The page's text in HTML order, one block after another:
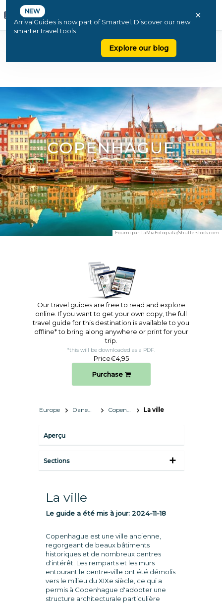
NEW
ArrivalGuides is now part of Smartvel. Discover our new
smarter travel tools
Explore our blog
×
COPENHAGUE
Fourni par: LaMiaFotografia/Shutterstock.com
Our travel guides are free to read and explore
online. If you want to get your own copy, the full
travel guide for this destination is available to you
offline* to bring along anywhere or print for your
trip.​
*this will be downloaded as a PDF.
Price€4,95
Purchase
Europe Danemark Copenhague La ville
Aperçu
Sections
La ville
Le guide a été mis à jour: 2024-11-18
Copenhague est une ville ancienne,
regorgeant de beaux bâtiments
historiques et de nombreux centres
d'intérêt. Les remparts et les murs
entourant le centre-ville ont été démolis
vers le milieu du XIXe siècle, ce qui a
permis à Copenhague d'adopter une
structure architecturale particulière